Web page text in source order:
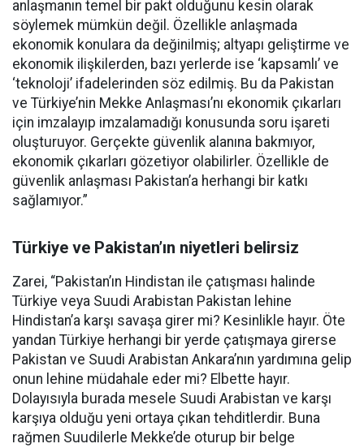
anlaşmanın temel bir pakt olduğunu kesin olarak
söylemek mümkün değil. Özellikle anlaşmada
ekonomik konulara da değinilmiş; altyapı geliştirme ve
ekonomik ilişkilerden, bazı yerlerde ise ‘kapsamlı’ ve
‘teknoloji’ ifadelerinden söz edilmiş. Bu da Pakistan
ve Türkiye’nin Mekke Anlaşması’nı ekonomik çıkarları
için imzalayıp imzalamadığı konusunda soru işareti
oluşturuyor. Gerçekte güvenlik alanına bakmıyor,
ekonomik çıkarları gözetiyor olabilirler. Özellikle de
güvenlik anlaşması Pakistan’a herhangi bir katkı
sağlamıyor.”
Türkiye ve Pakistan’ın niyetleri belirsiz
Zarei, “Pakistan’ın Hindistan ile çatışması halinde
Türkiye veya Suudi Arabistan Pakistan lehine
Hindistan’a karşı savaşa girer mi? Kesinlikle hayır. Öte
yandan Türkiye herhangi bir yerde çatışmaya girerse
Pakistan ve Suudi Arabistan Ankara’nın yardımına gelip
onun lehine müdahale eder mi? Elbette hayır.
Dolayısıyla burada mesele Suudi Arabistan ve karşı
karşıya olduğu yeni ortaya çıkan tehditlerdir. Buna
rağmen Suudilerle Mekke’de oturup bir belge